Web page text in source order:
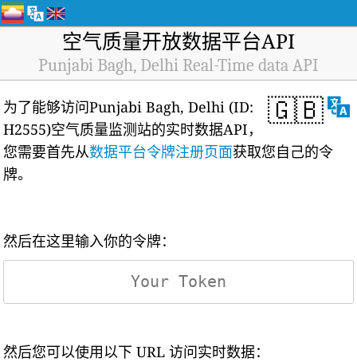
空气质量开放数据平台API
Punjabi Bagh, Delhi Real-Time data API
🇬🇧
为了能够访问Punjabi Bagh, Delhi (ID:
H2555)空气质量监测站的实时数据API，
您需要首先从数据平台令牌注册页面获取您自己的令
牌。
然后在这里输入你的令牌：
然后您可以使用以下 URL 访问实时数据：